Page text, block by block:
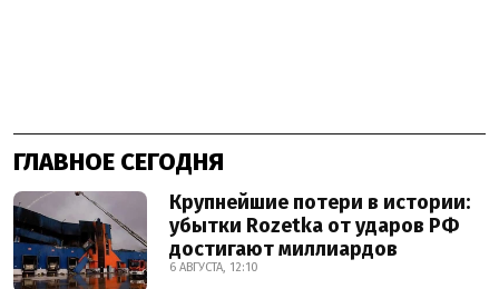
ГЛАВНОЕ СЕГОДНЯ
Крупнейшие потери в истории:
убытки Rozetka от ударов РФ
достигают миллиардов
6 АВГУСТА, 12:10